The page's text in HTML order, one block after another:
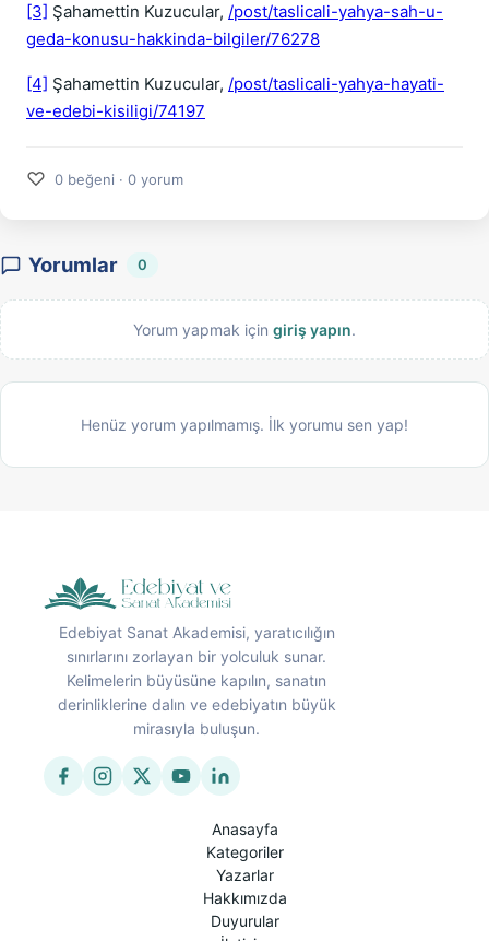
[3] Şahamettin Kuzucular, /post/taslicali-yahya-sah-u-
geda-konusu-hakkinda-bilgiler/76278
[4] Şahamettin Kuzucular, /post/taslicali-yahya-hayati-
ve-edebi-kisiligi/74197
♡ 0 beğeni · 0 yorum
Yorumlar 0
Yorum yapmak için giriş yapın.
Henüz yorum yapılmamış. İlk yorumu sen yap!
Edebiyat Sanat Akademisi, yaratıcılığın
sınırlarını zorlayan bir yolculuk sunar.
Kelimelerin büyüsüne kapılın, sanatın
derinliklerine dalın ve edebiyatın büyük
mirasıyla buluşun.
Anasayfa
Kategoriler
Yazarlar
Hakkımızda
Duyurular